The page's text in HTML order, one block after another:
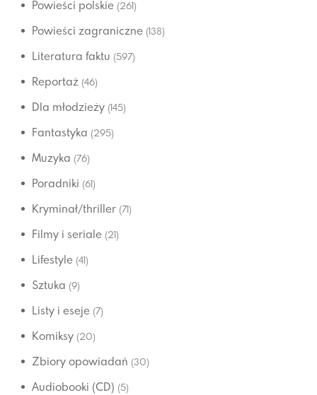
Powieści polskie (261)
Powieści zagraniczne (138)
Literatura faktu (597)
Reportaż (46)
Dla młodzieży (145)
Fantastyka (295)
Muzyka (76)
Poradniki (61)
Kryminał/thriller (71)
Filmy i seriale (21)
Lifestyle (41)
Sztuka (9)
Listy i eseje (7)
Komiksy (20)
Zbiory opowiadań (30)
Audiobooki (CD) (5)